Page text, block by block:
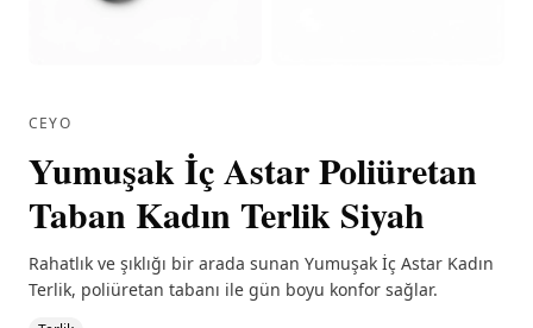
CEYO
Yumuşak İç Astar Poliüretan
Taban Kadın Terlik Siyah
Rahatlık ve şıklığı bir arada sunan Yumuşak İç Astar Kadın
Terlik, poliüretan tabanı ile gün boyu konfor sağlar.